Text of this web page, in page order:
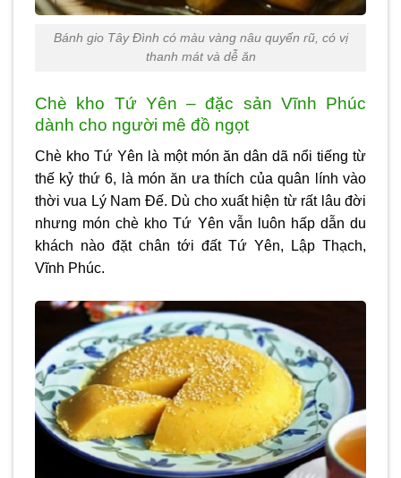
Bánh gio Tây Đình có màu vàng nâu quyến rũ, có vị
thanh mát và dễ ăn
Chè kho Tứ Yên – đặc sản Vĩnh Phúc
dành cho người mê đồ ngọt
Chè kho Tứ Yên là một món ăn dân dã nổi tiếng từ
thế kỷ thứ 6, là món ăn ưa thích của quân lính vào
thời vua Lý Nam Đế. Dù cho xuất hiện từ rất lâu đời
nhưng món chè kho Tứ Yên vẫn luôn hấp dẫn du
khách nào đặt chân tới đất Tứ Yên, Lập Thạch,
Vĩnh Phúc.